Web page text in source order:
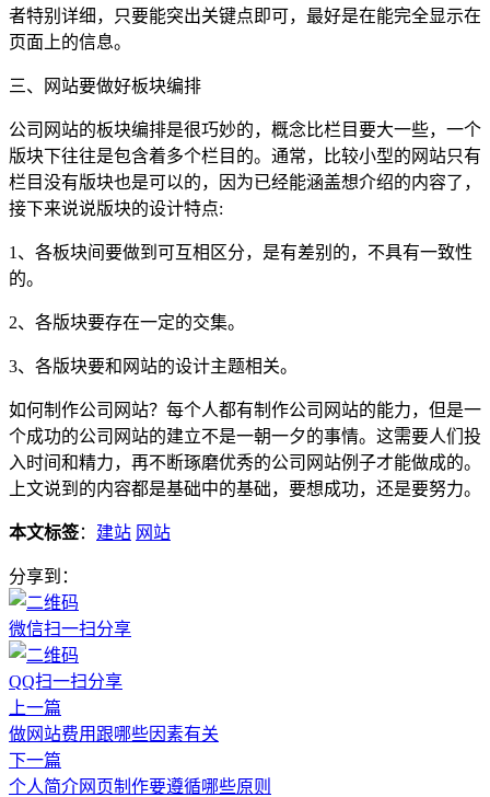
者特别详细，只要能突出关键点即可，最好是在能完全显示在
页面上的信息。
三、网站要做好板块编排
公司网站的板块编排是很巧妙的，概念比栏目要大一些，一个
版块下往往是包含着多个栏目的。通常，比较小型的网站只有
栏目没有版块也是可以的，因为已经能涵盖想介绍的内容了，
接下来说说版块的设计特点:
1、各板块间要做到可互相区分，是有差别的，不具有一致性
的。
2、各版块要存在一定的交集。
3、各版块要和网站的设计主题相关。
如何制作公司网站？每个人都有制作公司网站的能力，但是一
个成功的公司网站的建立不是一朝一夕的事情。这需要人们投
入时间和精力，再不断琢磨优秀的公司网站例子才能做成的。
上文说到的内容都是基础中的基础，要想成功，还是要努力。
本文标签： 建站 网站
分享到：
微信扫一扫分享
QQ扫一扫分享
上一篇
做网站费用跟哪些因素有关
下一篇
个人简介网页制作要遵循哪些原则